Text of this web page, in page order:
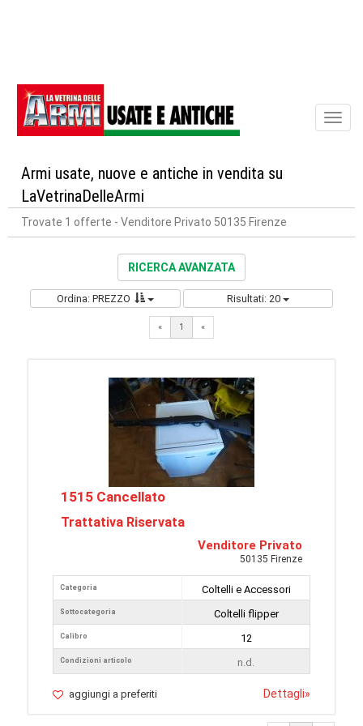
Armi usate, nuove e antiche in vendita su
LaVetrinaDelleArmi
Trovate 1 offerte - Venditore Privato 50135 Firenze
RICERCA AVANZATA
Ordina: PREZZO Risultati: 20
« 1 «
1515 Cancellato
Trattativa Riservata
Venditore Privato
50135 Firenze
Categoria
Sottocategoria
Calibro
Condizioni articolo
Coltelli e Accessori
Coltelli flipper
12
n.d.
aggiungi a preferiti Dettagli»